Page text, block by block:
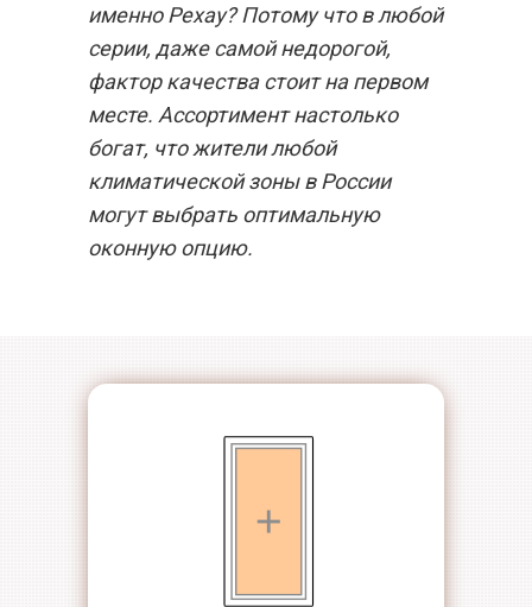
именно Рехау? Потому что в любой
серии, даже самой недорогой,
фактор качества стоит на первом
месте. Ассортимент настолько
богат, что жители любой
климатической зоны в России
могут выбрать оптимальную
оконную опцию.